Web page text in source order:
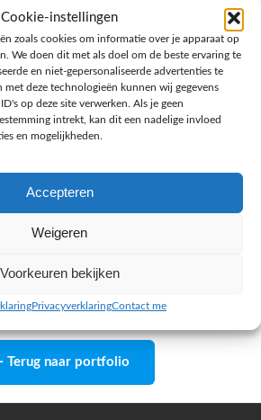
Cookie-instellingen
zoals cookies om informatie over je apparaat op
We doen dit met als doel om de beste ervaring te
en niet-gepersonaliseerde advertenties te
deze technologieën kunnen wij gegevens
op deze site verwerken. Als je geen
intrekt, kan dit een nadelige invloed
en mogelijkheden.
Accepteren
Weigeren
Voorkeuren bekijken
PrivacyverklaringContact me
de beste aanpak.
en geen tussenlaag: je
mij, Jacy Toetenel, eigenaar
uit Zoetermeer. Persoonlijk
en eerlijk over wat wel en
is.
Melange Design, Zoetermeer
strategiegesprek
en vrijblijvend
Terug naar portfolio